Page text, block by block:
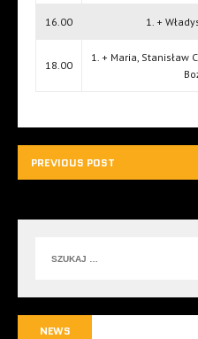
16.00 1. +
18.00
1. + Maria, Stanisław
PREVIOUS POST
NEWS